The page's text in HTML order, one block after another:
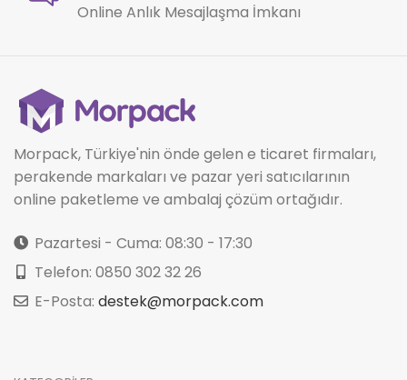
Online Anlık Mesajlaşma İmkanı
Morpack, Türkiye'nin önde gelen e ticaret firmaları,
perakende markaları ve pazar yeri satıcılarının
online paketleme ve ambalaj çözüm ortağıdır.
Pazartesi - Cuma: 08:30 - 17:30
Telefon: 0850 302 32 26
E-Posta: destek@morpack.com